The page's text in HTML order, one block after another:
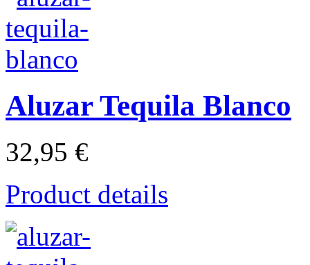
Aluzar Tequila Blanco
32,95 €
Product details